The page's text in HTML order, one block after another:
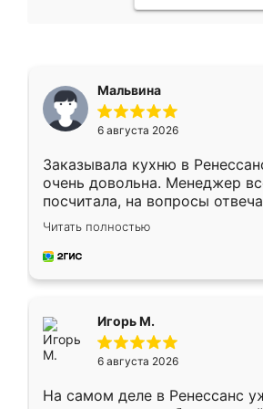
Мальвина
6 августа 2026
Заказывала кухню в
очень довольна. Менеджер
посчитала, на вопросы
Замерщик приехал в субботу,
делу со всей
за день, ребята работали
Читать полностью
Игорь М.
6 августа 2026
На самом деле в Ренессанс